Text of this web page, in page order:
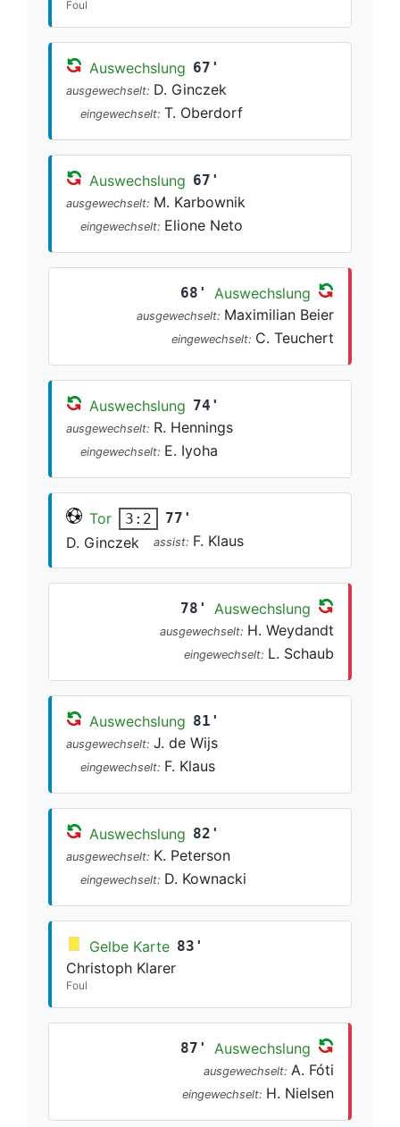
Foul
Auswechslung 67'
ausgewechselt: D. Ginczek
eingewechselt: T. Oberdorf
Auswechslung 67'
ausgewechselt: M. Karbownik
eingewechselt: Elione Neto
68' Auswechslung
ausgewechselt: Maximilian Beier
eingewechselt: C. Teuchert
Auswechslung 74'
ausgewechselt: R. Hennings
eingewechselt: E. Iyoha
Tor 3:2 77'
D. Ginczek assist: F. Klaus
78' Auswechslung
ausgewechselt: H. Weydandt
eingewechselt: L. Schaub
Auswechslung 81'
ausgewechselt: J. de Wijs
eingewechselt: F. Klaus
Auswechslung 82'
ausgewechselt: K. Peterson
eingewechselt: D. Kownacki
Gelbe Karte 83'
Christoph Klarer
Foul
87' Auswechslung
ausgewechselt: A. Fóti
eingewechselt: H. Nielsen